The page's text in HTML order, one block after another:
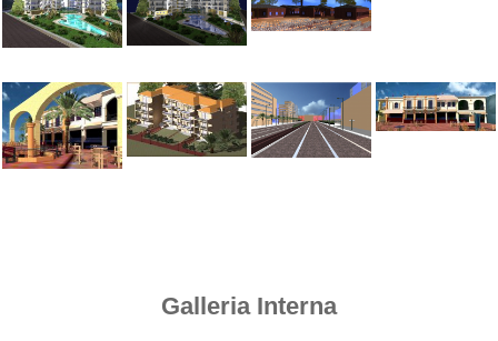
Galleria Interna